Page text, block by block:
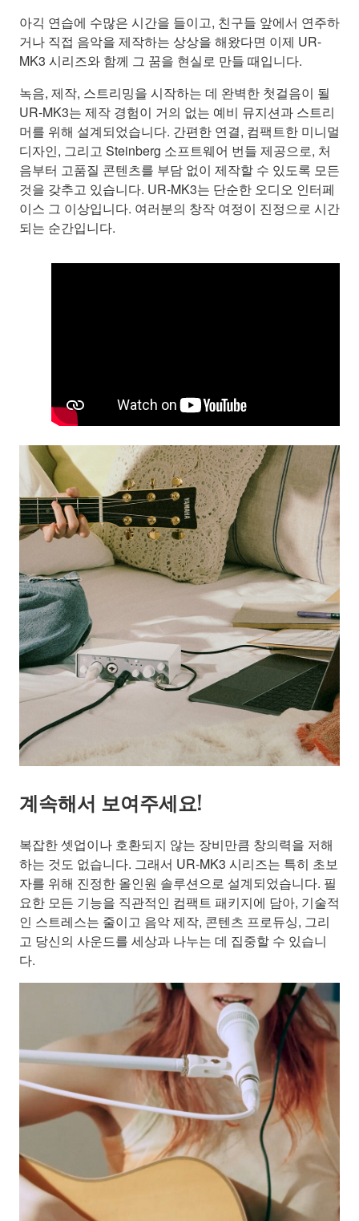
아긱 연습에 수많은 시간을 들이고, 친구들 앞에서 연주하
거나 직접 음악을 제작하는 상상을 해왔다면 이제 UR-
MK3 시리즈와 함께 그 꿈을 현실로 만들 때입니다.
녹음, 제작, 스트리밍을 시작하는 데 완벽한 첫걸음이 될
UR-MK3는 제작 경험이 거의 없는 예비 뮤지션과 스트리
머를 위해 설계되었습니다. 간편한 연결, 컴팩트한 미니멀
디자인, 그리고 Steinberg 소프트웨어 번들 제공으로, 처
음부터 고품질 콘텐츠를 부담 없이 제작할 수 있도록 모든
것을 갖추고 있습니다. UR-MK3는 단순한 오디오 인터페
이스 그 이상입니다. 여러분의 창작 여정이 진정으로 시간
되는 순간입니다.
계속해서 보여주세요!
복잡한 셋업이나 호환되지 않는 장비만큼 창의력을 저해
하는 것도 없습니다. 그래서 UR-MK3 시리즈는 특히 초보
자를 위해 진정한 올인원 솔루션으로 설계되었습니다. 필
요한 모든 기능을 직관적인 컴팩트 패키지에 담아, 기술적
인 스트레스는 줄이고 음악 제작, 콘텐츠 프로듀싱, 그리
고 당신의 사운드를 세상과 나누는 데 집중할 수 있습니
다.